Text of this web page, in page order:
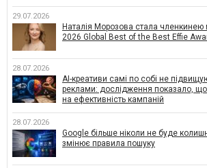
29.07.2026
Наталія Морозова стала членкинею
2026 Global Best of the Best Effie
28.07.2026
AI-креативи самі по собі не
реклами: дослідження показало,
на ефективність кампаній
28.07.2026
Google більше ніколи не буде
змінює правила пошуку